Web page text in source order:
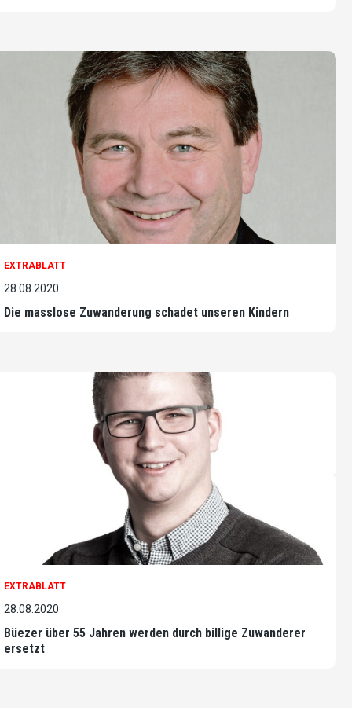
EXTRABLATT
28.08.2020
Die masslose Zuwanderung schadet unseren Kindern
EXTRABLATT
28.08.2020
Büezer über 55 Jahren werden durch billige Zuwanderer
ersetzt